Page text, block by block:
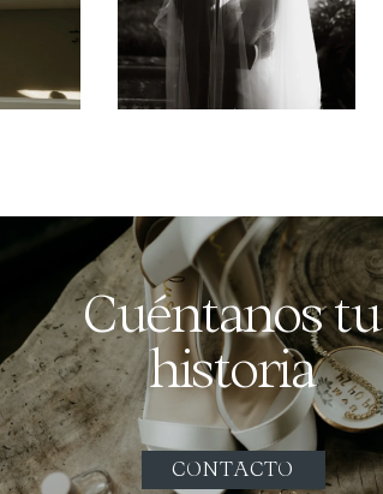
Cuéntanos tu
historia
CONTACTO